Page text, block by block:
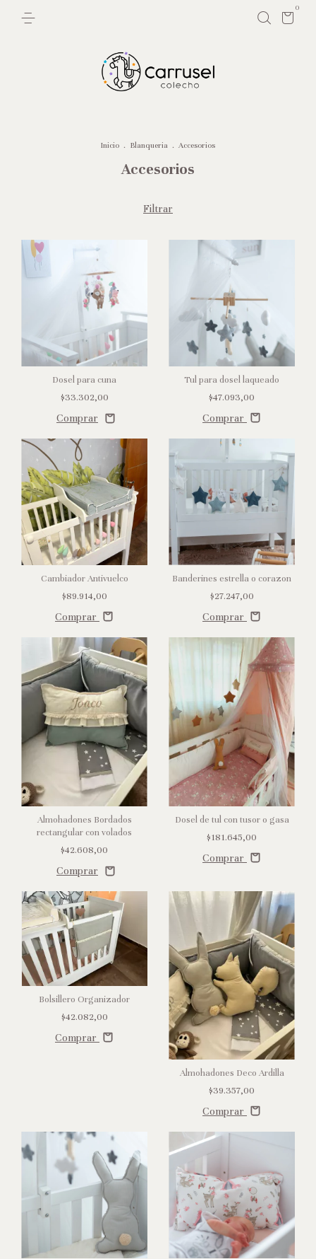
0
Inicio . Blanqueria . Accesorios
Accesorios
Filtrar
Dosel para cuna
$33.302,00
Tul para dosel laqueado
$47.093,00
Comprar
Cambiador Antivuelco
$89.914,00
Comprar
Banderines estrella o corazon
$27.247,00
Comprar
Almohadones Bordados
rectangular con volados
$42.608,00
Dosel de tul con tusor o gasa
$181.645,00
Comprar
Bolsillero Organizador
$42.082,00
Comprar
Almohadones Deco Ardilla
$39.357,00
Comprar